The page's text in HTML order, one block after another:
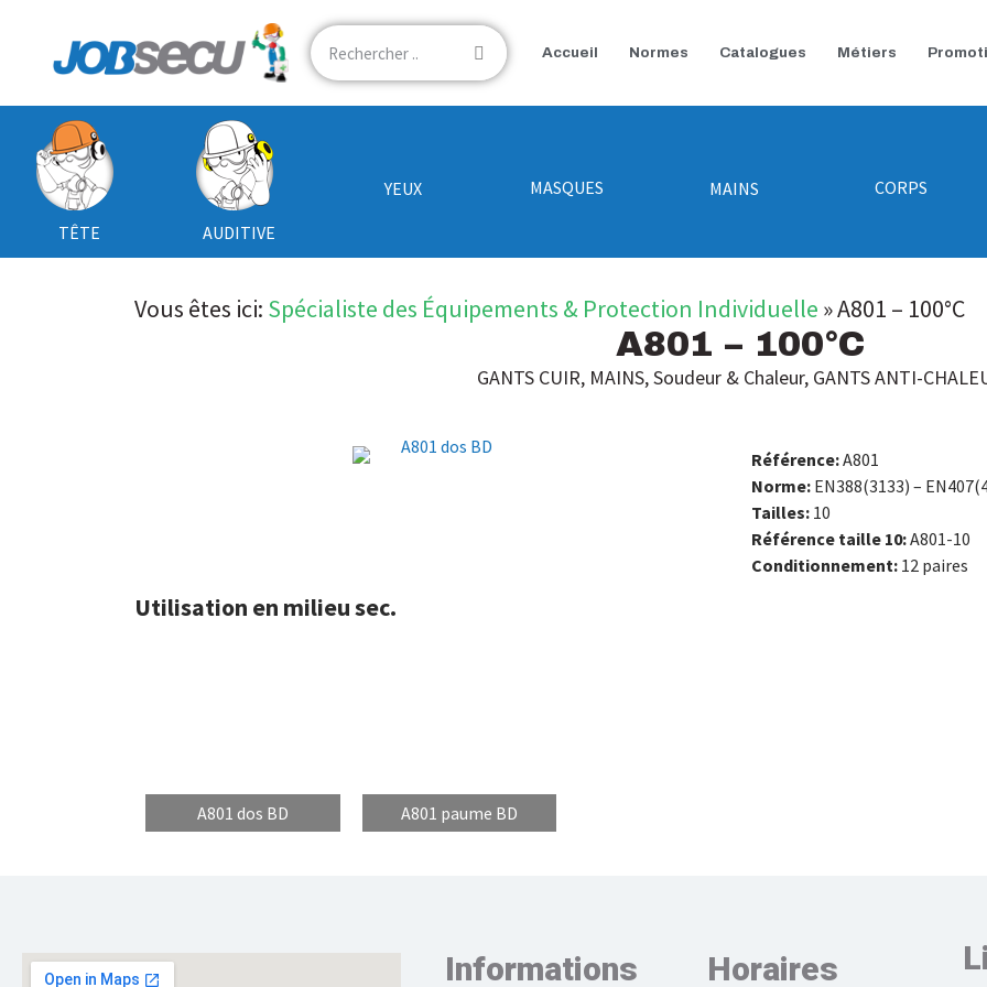
Accueil Normes Catalogues Métiers
TÊTE AUDITIVE
YEUX MASQUES MAINS CORPS
Vous êtes ici: Spécialiste des Équipements & Protection Individuelle »A801 – 100°C
A801 – 100°C
GANTS CUIR, MAINS,Soudeur & Chaleur, GANTS ANTI-
Référence:A801
Norme: EN388(3133) –
Tailles: 10
Référence taille 10:A801-10
Conditionnement: 12 paires
Utilisation en milieu sec.
A801 dos BD A801 paume BD
Informations Horaires